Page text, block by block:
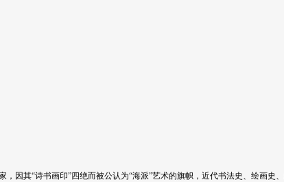
，因其“诗书画印”四绝而被公认为“海派”艺术的旗帜，近代书法史、绘画